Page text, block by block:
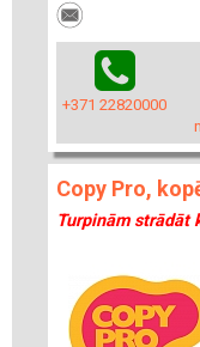
+371 22820000
Copy Pro,
Turpinām strādāt